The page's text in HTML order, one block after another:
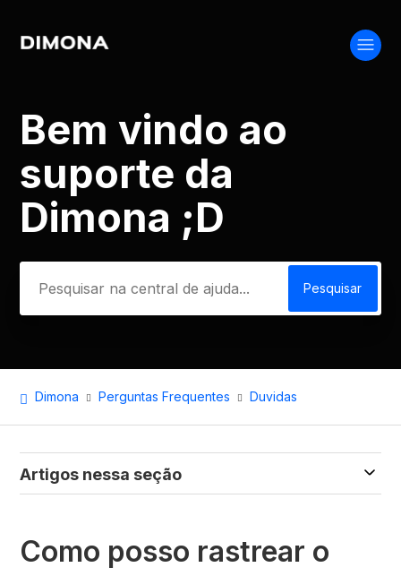
Pesquisa
Bem vindo ao
suporte da
Dimona ;D
Dimona Perguntas Frequentes Duvidas
Artigos nessa seção
Como posso rastrear o